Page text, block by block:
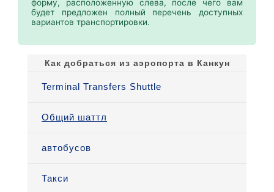
форму, расположенную слева, после чего вам
будет предложен полный перечень доступных
вариантов транспортировки.
Как добраться из аэропорта в Канкун
Terminal Transfers Shuttle
Общий шаттл
автобусов
Такси